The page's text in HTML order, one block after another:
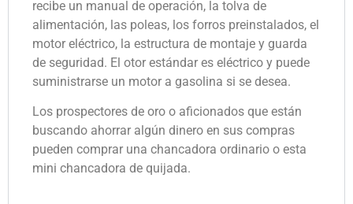
recibe un manual de operación, la tolva de
alimentación, las poleas, los forros preinstalados, el
motor eléctrico, la estructura de montaje y guarda
de seguridad. El otor estándar es eléctrico y puede
suministrarse un motor a gasolina si se desea.
Los prospectores de oro o aficionados que están
buscando ahorrar algún dinero en sus compras
pueden comprar una chancadora ordinario o esta
mini chancadora de quijada.